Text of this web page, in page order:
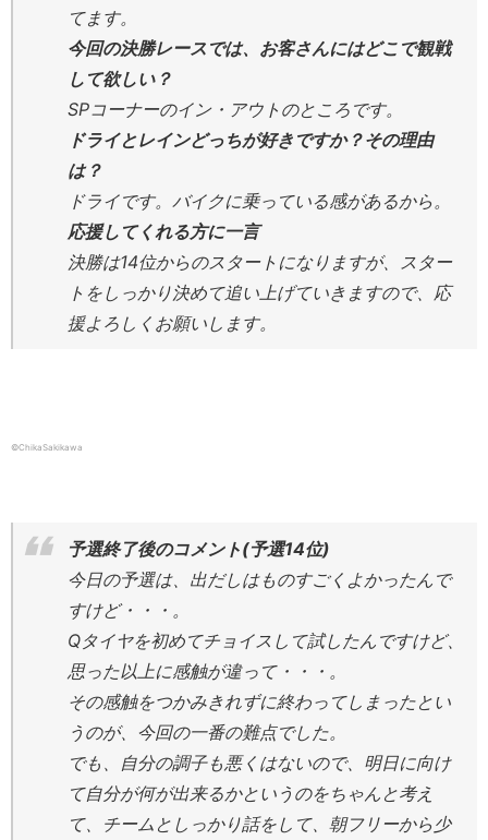
てます。
今回の決勝レースでは、お客さんにはどこで観戦
して欲しい？
SPコーナーのイン・アウトのところです。
ドライとレインどっちが好きですか？その理由
は？
ドライです。バイクに乗っている感があるから。
応援してくれる方に一言
決勝は14位からのスタートになりますが、スター
トをしっかり決めて追い上げていきますので、応
援よろしくお願いします。
©ChikaSakikawa
予選終了後のコメント(予選14位)
今日の予選は、出だしはものすごくよかったんで
すけど・・・。
Qタイヤを初めてチョイスして試したんですけど、
思った以上に感触が違って・・・。
その感触をつかみきれずに終わってしまったとい
うのが、今回の一番の難点でした。
でも、自分の調子も悪くはないので、明日に向け
て自分が何が出来るかというのをちゃんと考え
て、チームとしっかり話をして、朝フリーから少